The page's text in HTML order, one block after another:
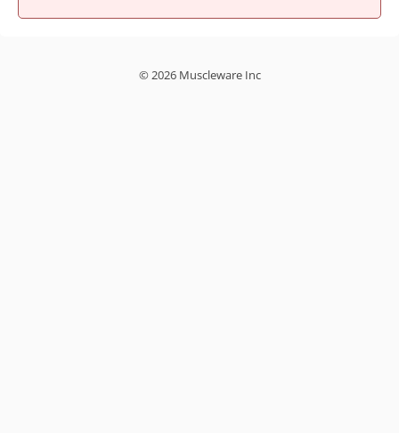
© 2026 Muscleware Inc